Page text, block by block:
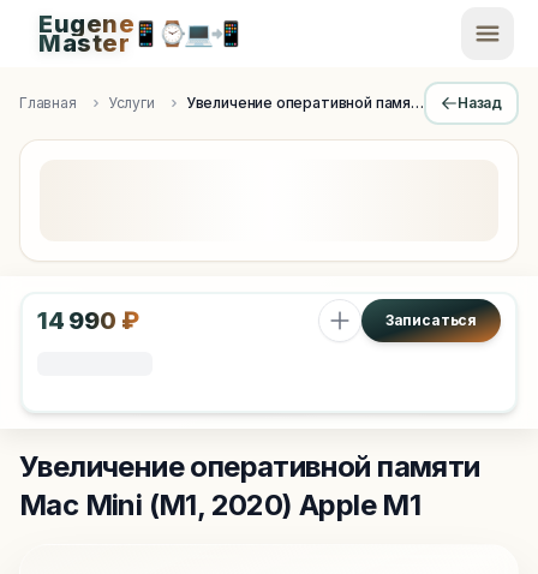
Apple Diagnostics & Engineering Authority in Saint
Eugene
Master📱 ⌚💻📲
Главная Услуги Увеличение оперативной памяти Назад
14 990 ₽ Записаться
Увеличение оперативной памяти
Mac Mini (M1, 2020) Apple M1